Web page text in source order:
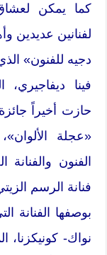
كما يمكن لعشاق
لفنانين عديدين
دجيه للفنون»
فينا ديفاجيري،
حازت أخيراً
«عجلة
الفنون والفنانة
فنانة الرسم
بوصفها الفنانة
نواك- كونيكزنا،